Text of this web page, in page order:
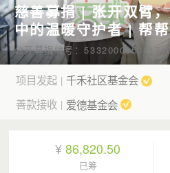
慈善募捐 | 张开双臂
中的温暖守护者 | 帮
公开募捐编号：
项目发起 | 千禾社区基金会
善款接收 | 爱德基金会
¥86,820.50
已筹